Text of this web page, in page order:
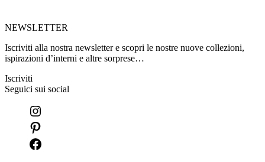
NEWSLETTER
Iscriviti alla nostra newsletter e scopri le nostre nuove collezioni,
ispirazioni d’interni e altre sorprese…
Iscriviti
Seguici sui social